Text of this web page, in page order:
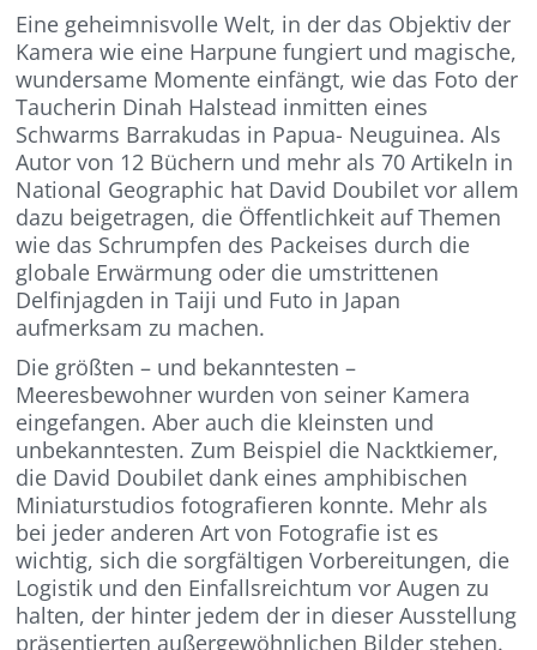
Eine geheimnisvolle Welt, in der das Objektiv der
Kamera wie eine Harpune fungiert und magische,
wundersame Momente einfängt, wie das Foto der
Taucherin Dinah Halstead inmitten eines
Schwarms Barrakudas in Papua- Neuguinea. Als
Autor von 12 Büchern und mehr als 70 Artikeln in
National Geographic hat David Doubilet vor allem
dazu beigetragen, die Öffentlichkeit auf Themen
wie das Schrumpfen des Packeises durch die
globale Erwärmung oder die umstrittenen
Delfinjagden in Taiji und Futo in Japan
aufmerksam zu machen.
Die größten – und bekanntesten –
Meeresbewohner wurden von seiner Kamera
eingefangen. Aber auch die kleinsten und
unbekanntesten. Zum Beispiel die Nacktkiemer,
die David Doubilet dank eines amphibischen
Miniaturstudios fotografieren konnte. Mehr als
bei jeder anderen Art von Fotografie ist es
wichtig, sich die sorgfältigen Vorbereitungen, die
Logistik und den Einfallsreichtum vor Augen zu
halten, der hinter jedem der in dieser Ausstellung
präsentierten außergewöhnlichen Bilder stehen.